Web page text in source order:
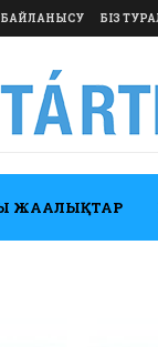
БАЙЛАНЫСУ БІЗ
ЖАҢАЛЫҚТАР